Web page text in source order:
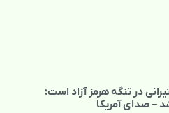
در تنگه هرمز آزاد است؛
– صدای آمریکا